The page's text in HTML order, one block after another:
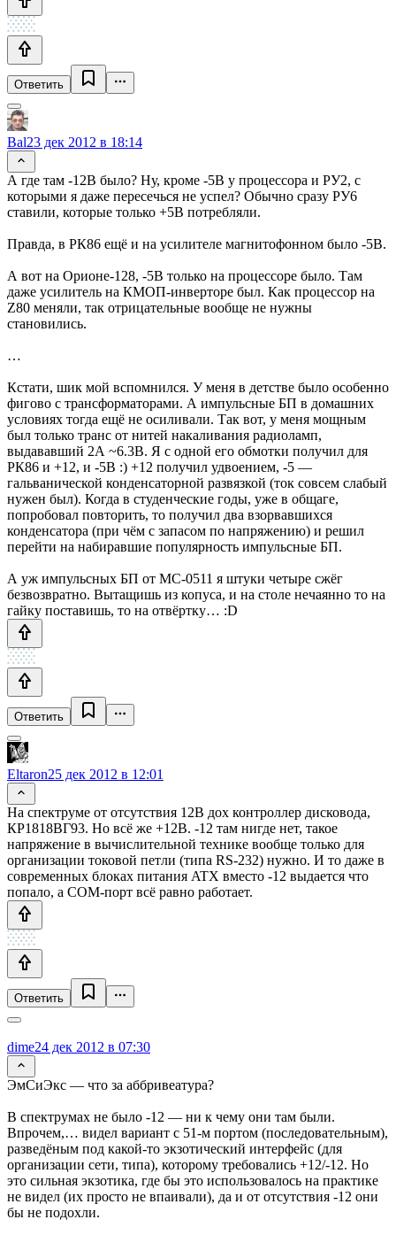
Ответить
Bal23 дек 2012 в 18:14
А где там -12В было? Ну, кроме -5В у процессора и РУ2, с
которыми я даже пересечься не успел? Обычно сразу РУ6
ставили, которые только +5В потребляли.
Правда, в РК86 ещё и на усилителе магнитофонном было -5В.
А вот на Орионе-128, -5В только на процессоре было. Там
даже усилитель на КМОП-инверторе был. Как процессор на
Z80 меняли, так отрицательные вообще не нужны
становились.
…
Кстати, шик мой вспомнился. У меня в детстве было особенно
фигово с трансформаторами. А импульсные БП в домашних
условиях тогда ещё не осиливали. Так вот, у меня мощным
был только транс от нитей накаливания радиоламп,
выдававший 2А ~6.3В. Я с одной его обмотки получил для
РК86 и +12, и -5В :) +12 получил удвоением, -5 —
гальванической конденсаторной развязкой (ток совсем слабый
нужен был). Когда в студенческие годы, уже в общаге,
попробовал повторить, то получил два взорвавшихся
конденсатора (при чём с запасом по напряжению) и решил
перейти на набиравшие популярность импульсные БП.
А уж импульсных БП от МС-0511 я штуки четыре сжёг
безвозвратно. Вытащишь из копуса, и на столе нечаянно то на
гайку поставишь, то на отвёртку… :D
Ответить
Eltaron25 дек 2012 в 12:01
На спектруме от отсутствия 12В дох контроллер дисковода,
КР1818ВГ93. Но всё же +12B. -12 там нигде нет, такое
напряжение в вычислительной технике вообще только для
организации токовой петли (типа RS-232) нужно. И то даже в
современных блоках питания ATX вместо -12 выдается что
попало, а COM-порт всё равно работает.
Ответить
dime24 дек 2012 в 07:30
ЭмСиЭкс — что за аббривеатура?
В спектрумах не было -12 — ни к чему они там были.
Впрочем,… видел вариант с 51-м портом (последовательным),
разведёным под какой-то экзотический интерфейс (для
организации сети, типа), которому требовались +12/-12. Но
это сильная экзотика, где бы это использовалось на практике
не видел (их просто не впаивали), да и от отсутствия -12 они
бы не подохли.